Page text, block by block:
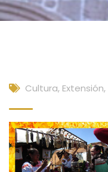
Cultura, Extensión,